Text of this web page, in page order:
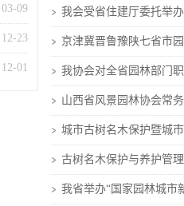
03-09
12-23
12-01
我会受省住建厅委托举
京津冀晋鲁豫陕七省市
我协会对全省园林部门
山西省风景园林协会常
城市古树名木保护暨城
古树名木保护与养护管
我省举办“国家园林城市